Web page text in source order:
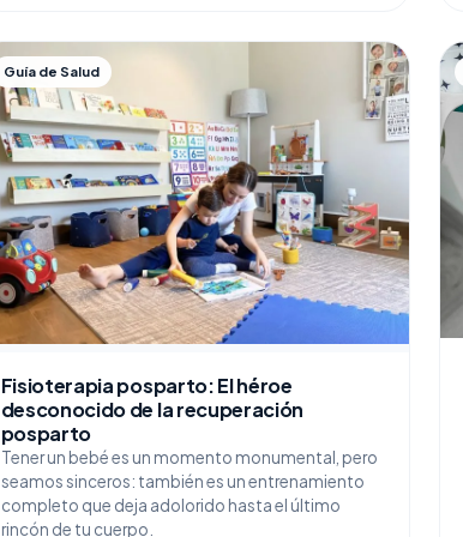
Guía de Salud
Fisioterapia posparto: El héroe
desconocido de la recuperación
posparto
Tener un bebé es un momento monumental, pero
seamos sinceros: también es un entrenamiento
completo que deja adolorido hasta el último
rincón de tu cuerpo.